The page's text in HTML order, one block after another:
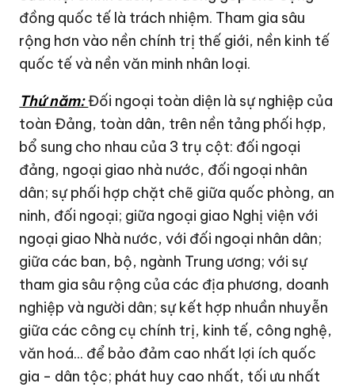
đồng quốc tế là trách nhiệm. Tham gia sâu
rộng hơn vào nền chính trị thế giới, nền kinh tế
quốc tế và nền văn minh nhân loại.
Thứ năm:Đối ngoại toàn diện là sự nghiệp của
toàn Đảng, toàn dân, trên nền tảng phối hợp,
bổ sung cho nhau của 3 trụ cột: đối ngoại
đảng, ngoại giao nhà nước, đối ngoại nhân
dân; sự phối hợp chặt chẽ giữa quốc phòng, an
ninh, đối ngoại; giữa ngoại giao Nghị viện với
ngoại giao Nhà nước, với đối ngoại nhân dân;
giữa các ban, bộ, ngành Trung ương; với sự
tham gia sâu rộng của các địa phương, doanh
nghiệp và người dân; sự kết hợp nhuần nhuyễn
giữa các công cụ chính trị, kinh tế, công nghệ,
văn hoá... để bảo đảm cao nhất lợi ích quốc
gia - dân tộc; phát huy cao nhất, tối ưu nhất